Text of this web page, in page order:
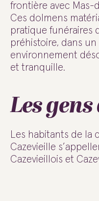
frontière avec Mas-
Ces dolmens
pratique funéraires
préhistoire, dans un
environnement
et tranquille.
Les
Les habitants de la
Cazevieille
Cazevieillois et